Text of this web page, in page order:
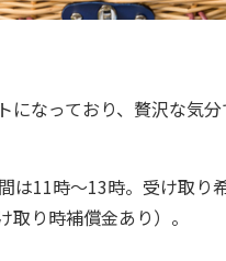
なっており、贅沢な気
11時～13時。受け取り
り時補償金あり）。